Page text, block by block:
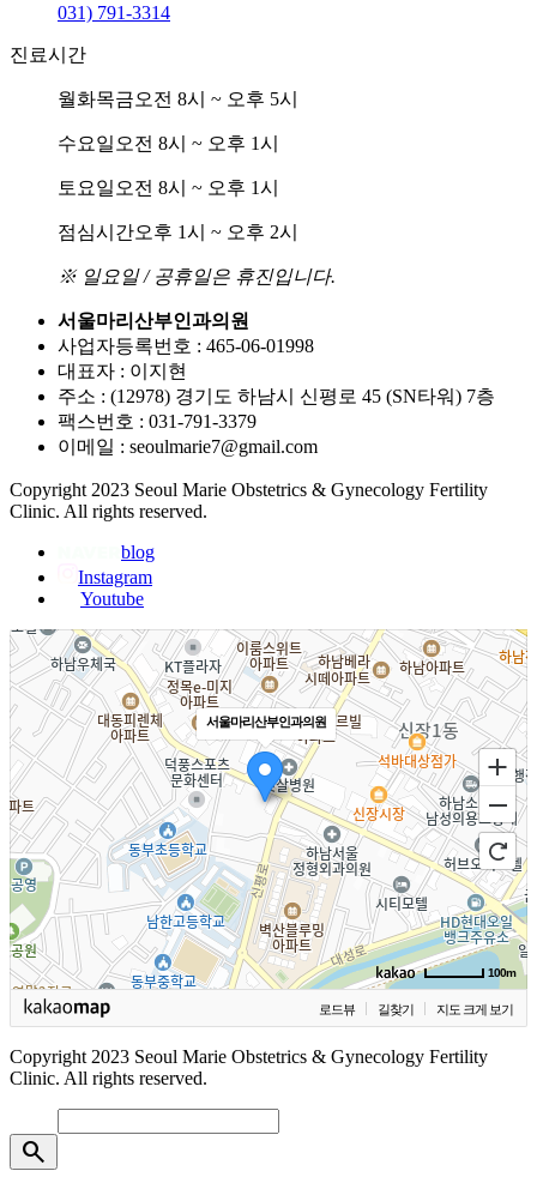
031) 791-3314
진료시간
월화목금오전 8시 ~ 오후 5시
수요일 오전 8시 ~ 오후 1시
토요일 오전 8시 ~ 오후 1시
점심시간오후 1시 ~ 오후 2시
※ 일요일 / 공휴일은 휴진입니다.
서울마리산부인과의원
사업자등록번호 : 465-06-01998
대표자 : 이지현
주소 : (12978) 경기도 하남시 신평로 45 (SN타워) 7층
팩스번호 : 031-791-3379
이메일 : seoulmarie7@gmail.com
Copyright 2023 Seoul Marie Obstetrics & Gynecology Fertility
Clinic. All rights reserved.
blog
Instagram
Youtube
서울마리산부인과의원
100m
로드뷰 길찾기 지도 크게 보기
Copyright 2023 Seoul Marie Obstetrics & Gynecology Fertility
Clinic. All rights reserved.
search